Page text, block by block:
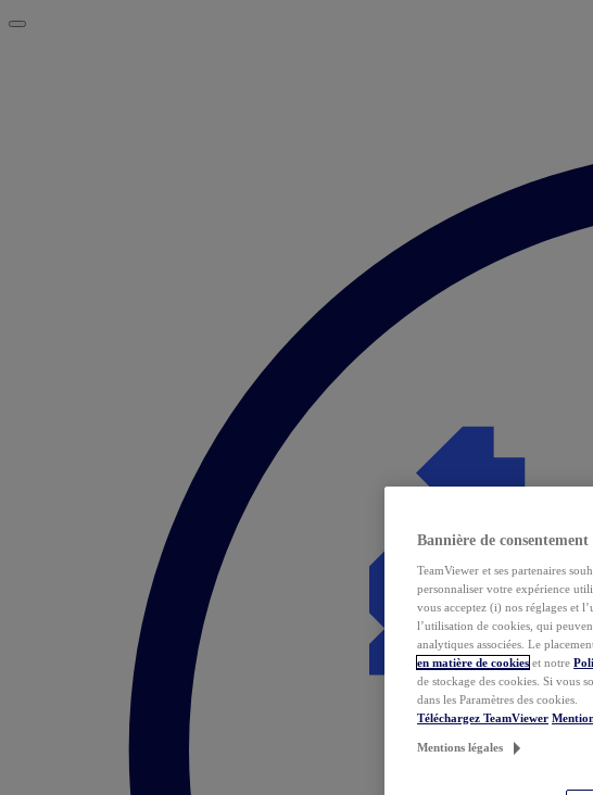
Bannière de consentement
TeamViewer et ses partenaires
personnaliser votre expérience
vous acceptez (i) nos réglages et
l’utilisation de cookies, qui
analytiques associées. Le
en matière de cookies et notre
de stockage des cookies. Si vous
dans les Paramètres des cookies.
Téléchargez TeamViewer
Mentions légales